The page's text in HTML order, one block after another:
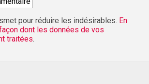
pour réduire les indésirables. En
dont les données de vos
traitées.